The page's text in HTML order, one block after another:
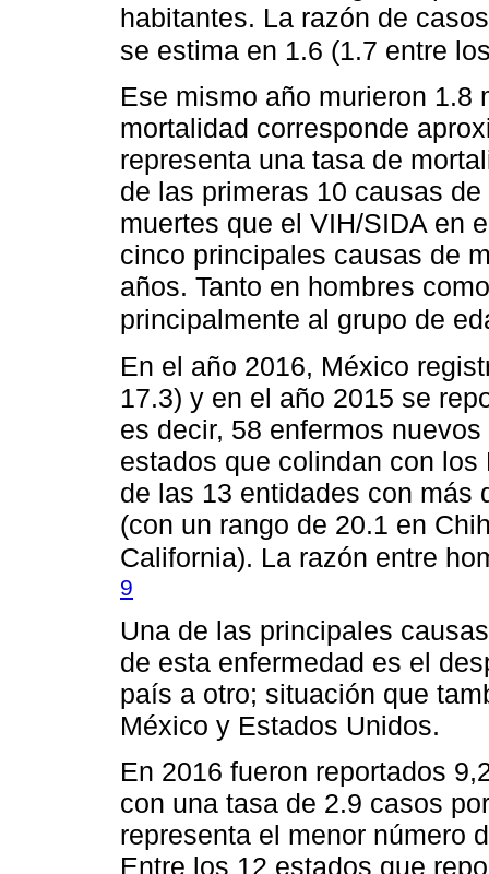
habitantes. La razón de
se estima en 1.6 (1.7 entre
Ese mismo año murieron 1.8
mortalidad corresponde
representa una tasa de
de las primeras 10 causas
muertes que el VIH/SIDA en
cinco principales causas de
años. Tanto en hombres
principalmente al grupo de
En el año 2016, México
17.3) y en el año 2015 se
es decir, 58 enfermos
estados que colindan con
de las 13 entidades con más
(con un rango de 20.1 en
California). La razón entre
9
Una de las principales
de esta enfermedad es el
país a otro; situación que
México y Estados Unidos.
En 2016 fueron reportados
con una tasa de 2.9 casos
representa el menor número
Entre los 12 estados que